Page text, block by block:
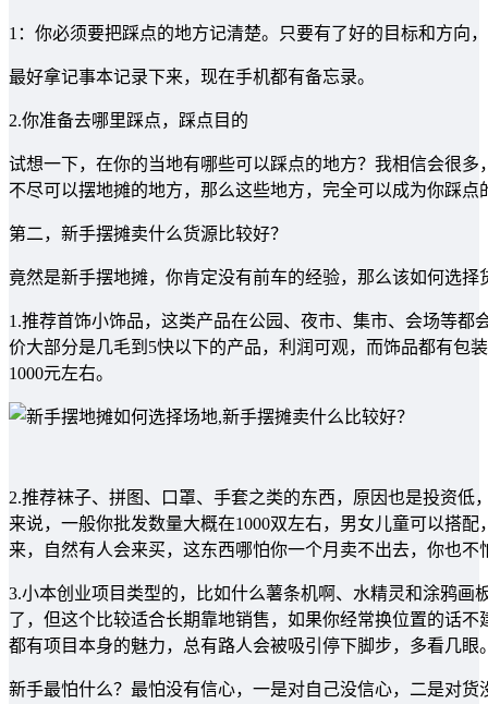
1：你必须要把踩点的地方记清楚。只要有了好的目标和方向
最好拿记事本记录下来，现在手机都有备忘录。
2.你准备去哪里踩点，踩点目的
试想一下，在你的当地有哪些可以踩点的地方？我相信会很
不尽可以摆地摊的地方，那么这些地方，完全可以成为你踩
第二，新手摆摊卖什么货源比较好？
竟然是新手摆地摊，你肯定没有前车的经验，那么该如何选择
1.推荐首饰小饰品，这类产品在公园、夜市、集市、会场等
价大部分是几毛到5快以下的产品，利润可观，而饰品都有包
1000元左右。
2.推荐袜子、拼图、口罩、手套之类的东西，原因也是投资
来说，一般你批发数量大概在1000双左右，男女儿童可以搭
来，自然有人会来买，这东西哪怕你一个月卖不出去，你也
3.小本创业项目类型的，比如什么薯条机啊、水精灵和涂鸦
了，但这个比较适合长期靠地销售，如果你经常换位置的话
都有项目本身的魅力，总有路人会被吸引停下脚步，多看几眼
新手最怕什么？最怕没有信心，一是对自己没信心，二是对